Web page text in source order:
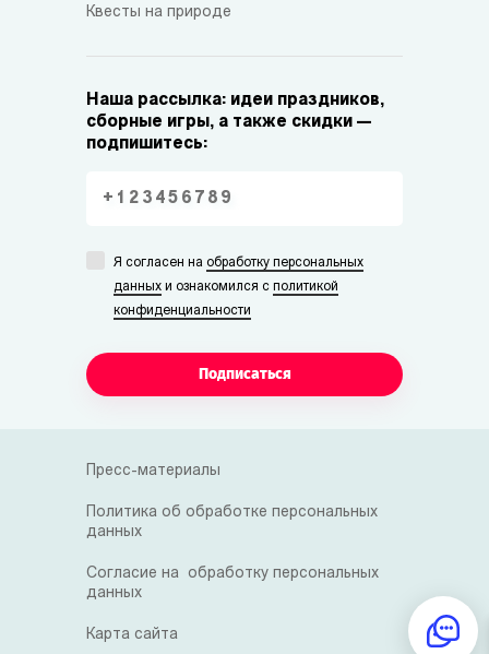
Квесты на природе
Наша рассылка: идеи праздников,
сборные игры, а также скидки —
подпишитесь:
Я согласен на обработку персональных
данных и ознакомился с политикой
конфиденциальности
Подписаться
Пресс-материалы
Политика об обработке персональных
данных
Согласие на обработку персональных
данных
Карта сайта